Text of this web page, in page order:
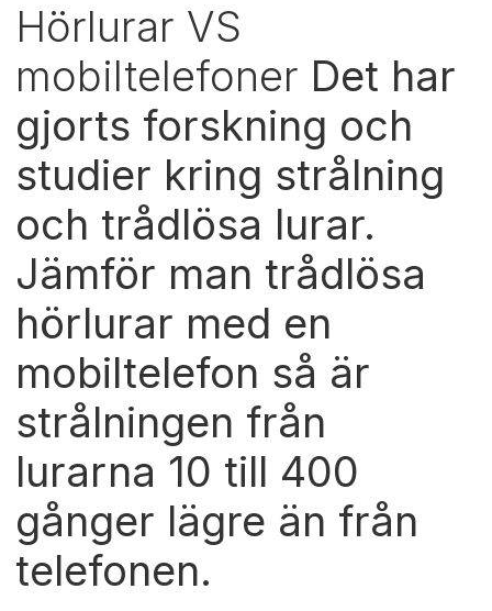
Hörlurar VS
mobiltelefoner Det har
gjorts forskning och
studier kring strålning
och trådlösa lurar.
Jämför man trådlösa
hörlurar med en
mobiltelefon så är
strålningen från
lurarna 10 till 400
gånger lägre än från
telefonen.